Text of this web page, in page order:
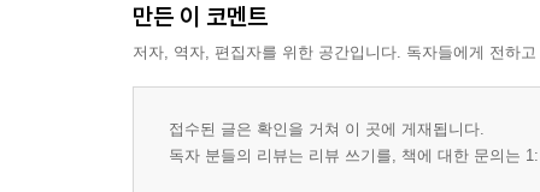
만든 이 코멘트
저자, 역자, 편집자를 위한 공간입니다. 독자들에게 전하
접수된 글은 확인을 거쳐 이 곳에 게재됩니다.
독자 분들의 리뷰는 리뷰 쓰기를, 책에 대한 문의는